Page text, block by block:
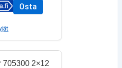
Osta
705300 2×12